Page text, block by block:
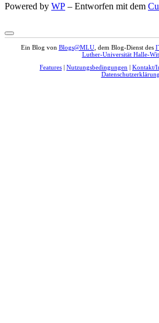
Powered by WP – Entworfen mit dem
Ein Blog von Blogs@MLU, dem Blog-Dienst des
Luther-Universität Halle-
Features | Nutzungsbedingungen | Kontakt/
Datenschutzerklärung